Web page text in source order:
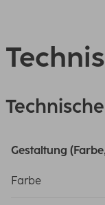
Gestaltung
Farbe